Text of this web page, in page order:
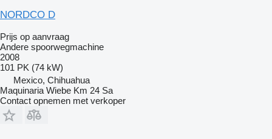
NORDCO D
Prijs op aanvraag
Andere spoorwegmachine
2008
101 PK (74 kW)
Mexico, Chihuahua
Maquinaria Wiebe Km 24 Sa
Contact opnemen met verkoper